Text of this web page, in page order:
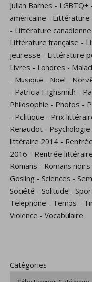
Julian Barnes - LGBTQ+
américaine - Littérature
- Littérature canadienne
Littérature française -
jeunesse - Littérature
Livres - Londres -
- Musique - Noël -
- Patricia Highsmith -
Philosophie - Photos -
- Politique - Prix
Renaudot - Psychologie
littéraire 2014 -
2016 - Rentrée
Romans - Romans noirs
Gosling - Sciences -
Société - Solitude -
Téléphone - Temps -
Violence - Vocabulaire
Catégories